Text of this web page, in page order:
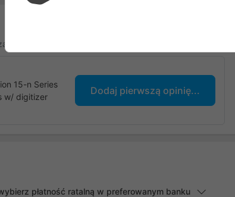
opinie pochodzą od osób, które zakupiły lub
15-n Series
w/ digitizer
Dodaj pierwszą opinię...
płatność ratalną w preferowanym banku